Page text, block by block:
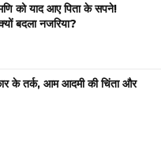
को याद आए पिता के सपने!
बदला नजरिया?
के तर्क, आम आदमी की चिंता और